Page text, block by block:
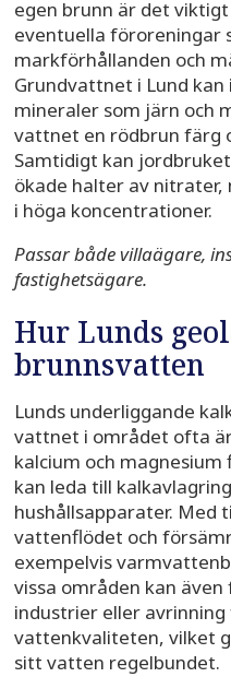
egen brunn är det
eventuella föroreningar
markförhållanden och
Grundvattnet i Lund
mineraler som järn och
vattnet en rödbrun färg
Samtidigt kan
ökade halter av nitrater,
i höga koncentrationer.
Passar både villaägare,
fastighetsägare.
Hur Lunds
brunnsvatten
Lunds underliggande
vattnet i området ofta
kalcium och
kan leda till
hushållsapparater. Med
vattenflödet och
exempelvis
vissa områden kan
industrier eller
vattenkvaliteten, vilket
sitt vatten regelbundet.